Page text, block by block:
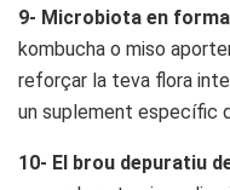
9- Microbiota en
kombucha o miso
reforçar la teva flora
un suplement específic
10- El brou depuratiu